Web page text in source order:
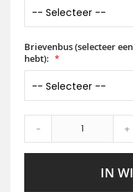
Brievenbus (selecteer
hebt):
- +
IN